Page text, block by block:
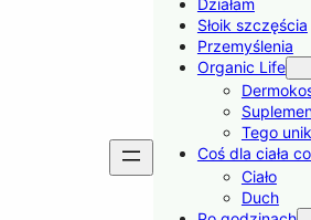
Działam
Słoik szczęścia
Przemyślenia
Organic Life
Tego
Coś dla ciała
Ciało
Duch